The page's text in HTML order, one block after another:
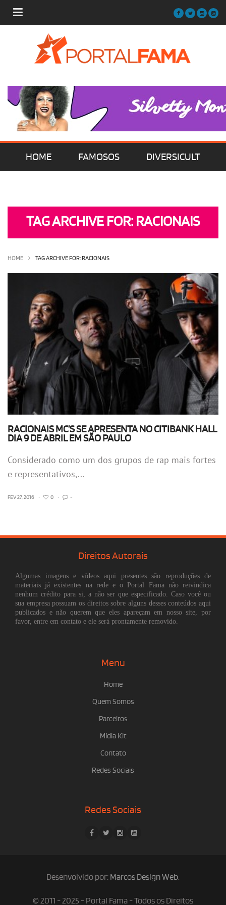
HOME FAMOSOS DIVERSICULT
OLHA ISSO! EU QUERO!
TAG ARCHIVE FOR: RACIONAIS
HOME TAG ARCHIVE FOR: RACIONAIS
RACIONAIS MC’S SE APRESENTA NO CITIBANK HALL
DIA 9 DE ABRIL EM SÃO PAULO
Considerado como um dos grupos de rap mais fortes
e representativos,...
FEV 27, 2016 • 0 • -
Direitos Autorais
Algumas imagens e vídeos aqui presentes são reproduções de
materiais já existentes na rede e o Portal Fama não reivindica
nenhum crédito para si, a não ser que especificado. Caso você ou
sua empresa possuam os direitos sobre alguns desses conteúdos aqui
publicados e não querem que eles apareçam em nosso site, por
favor, entre em contato e ele será prontamente removido.
Menu
Home
Quem Somos
Parceiros
Mídia Kit
Contato
Redes Sociais
Redes Sociais
Desenvolvido por: Marcos Design Web.
© 2011 - 2025 - Portal Fama - Todos os Direitos